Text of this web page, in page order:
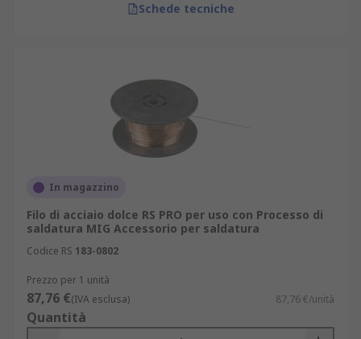
Schede tecniche
In magazzino
Filo di acciaio dolce RS PRO per uso con Processo di
saldatura MIG Accessorio per saldatura
Codice RS 183-0802
Prezzo per 1 unità
87,76 €(IVA esclusa) 87,76 €/unità
Quantità